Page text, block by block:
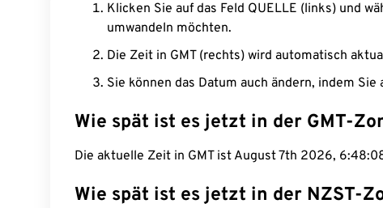
Klicken Sie auf das Feld QUELLE (links) und
umwandeln möchten.
Die Zeit in GMT (rechts) wird automatisch
Sie können das Datum auch ändern, indem
Wie spät ist es jetzt in der GMT-
Die aktuelle Zeit in GMT ist August 7th 2026,
Wie spät ist es jetzt in der NZST-